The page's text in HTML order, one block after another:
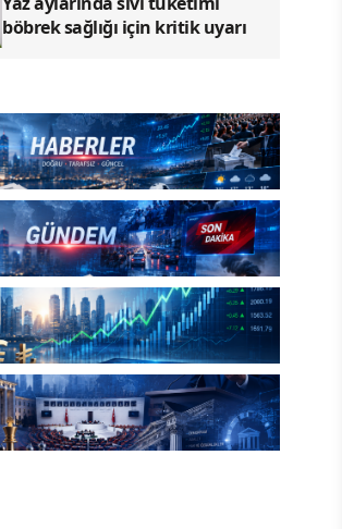
böbrek sağlığı için kritik uyarı